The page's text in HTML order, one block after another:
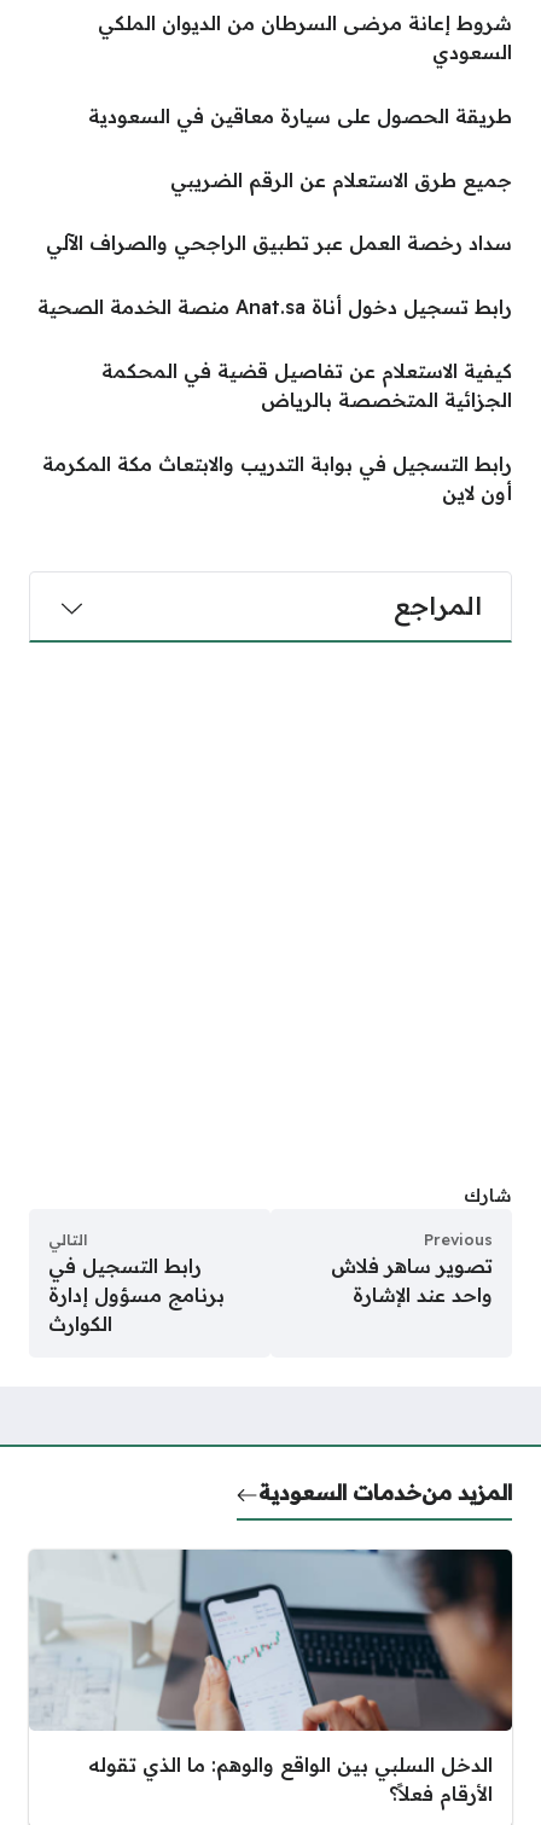
شروط إعانة مرضى السرطان من الديوان الملكي
السعودي
طريقة الحصول على سيارة معاقين في السعودية
جميع طرق الاستعلام عن الرقم الضريبي
سداد رخصة العمل عبر تطبيق الراجحي والصراف الآلي
رابط تسجيل دخول أناة Anat.sa منصة الخدمة الصحية
كيفية الاستعلام عن تفاصيل قضية في المحكمة
الجزائية المتخصصة بالرياض
رابط التسجيل في بوابة التدريب والابتعاث مكة المكرمة
أون لاين
المراجع
شارك
Previous
تصوير ساهر فلاش
واحد عند الإشارة
التالي
رابط التسجيل في
برنامج مسؤول إدارة
الكوارث
المزيد منخدمات السعودية
الدخل السلبي بين الواقع والوهم: ما الذي تقوله
الأرقام فعلاً؟